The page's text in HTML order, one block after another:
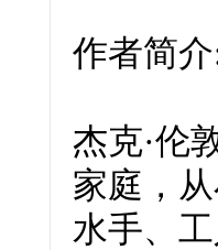
作者简
杰克·伦
家庭，
水手、